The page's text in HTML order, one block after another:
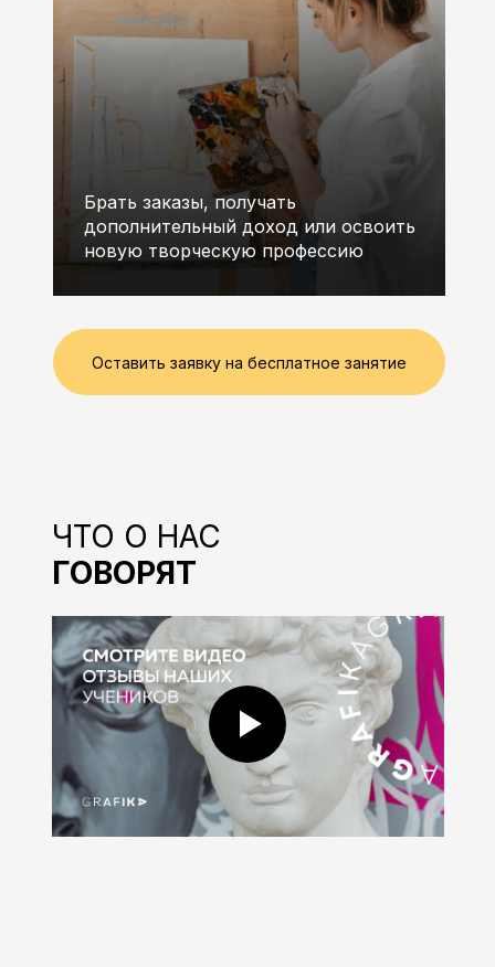
Брать заказы, получать
дополнительный доход или освоить
новую творческую профессию
Оставить заявку на бесплатное занятие
ЧТО О НАС
ГОВОРЯТ